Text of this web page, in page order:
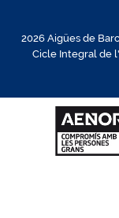
2026 Aigües de
Cicle Integral de